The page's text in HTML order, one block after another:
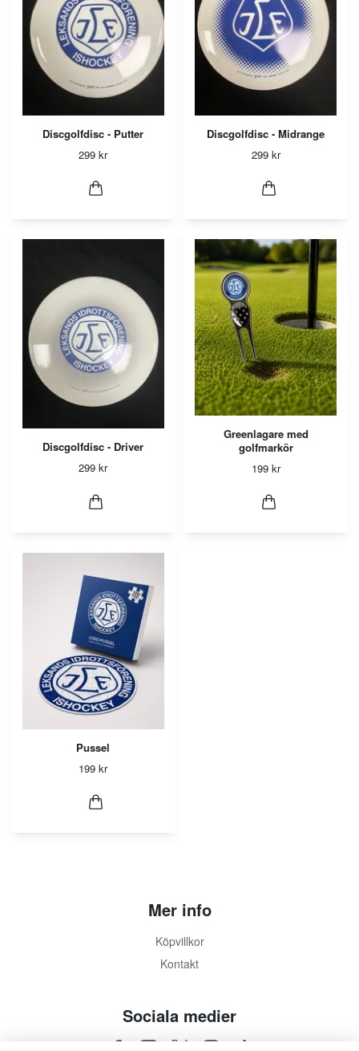
Discgolfdisc - Putter
299 kr
Discgolfdisc - Midrange
299 kr
Discgolfdisc - Driver
299 kr
Greenlagare med
golfmarkör
199 kr
Pussel
199 kr
Mer info
Köpvillkor
Kontakt
Sociala medier